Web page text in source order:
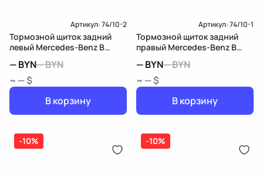
Артикул:74/10-2
Тормозной щиток задний
левый Mercedes-Benz B
—BYN—BYN
~ — $
В корзину
Артикул:74/10-1
Тормозной щиток задний
правый Mercedes-Benz B
—BYN—BYN
~ — $
В корзину
-10% -10%